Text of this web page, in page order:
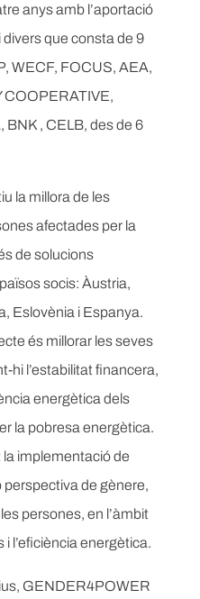
anys amb l’aportació
divers que consta de 9
WECF, FOCUS, AEA,
COOPERATIVE,
, CELB, des de 6
la millora de les
afectades per la
de solucions
socis: Àustria,
Eslovènia i Espanya.
és millorar les seves
hi l’estabilitat financera,
energètica dels
la pobresa energètica.
implementació de
de gènere,
persones, en l’àmbit
l’eficiència energètica.
GENDER4POWER